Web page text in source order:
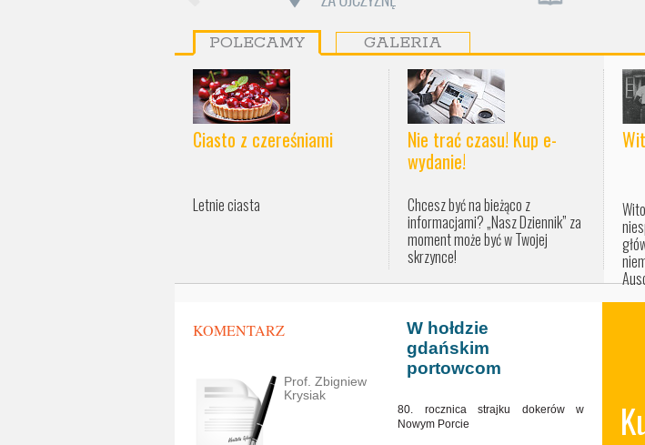
POLECAMY GALERIA
Ciasto z czereśniami
Letnie ciasta
Nie trać czasu! Kup e-
wydanie!
Chcesz być na bieżąco z
informacjami? „Nasz Dziennik” za
moment może być w Twojej
skrzynce!
KOMENTARZ
Prof. Zbigniew
Krysiak
W hołdzie
gdańskim
portowcom
80. rocznica strajku dokerów w
Nowym Porcie